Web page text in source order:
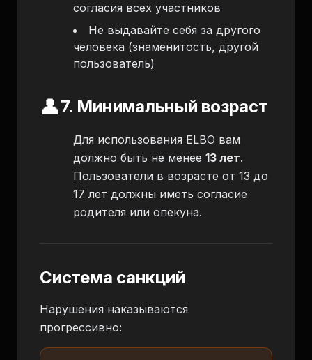
согласия всех участников
Не выдавайте себя за другого
человека (знаменитость, другой
пользователь)
👤7. Минимальный возраст
Для использования ELBO вам
должно быть не менее 13 лет.
Пользователи в возрасте от 13 до
17 лет должны иметь согласие
родителя или опекуна.
Система санкций
Нарушения наказываются
прогрессивно: